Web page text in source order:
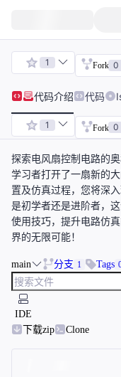
1 Fork 0
代码介绍 代码
1 Fork 0
探索电风扇控制电路的
学习者打开了一扇新的
置及仿真过程，您将深
是初学者还是进阶者，
使用技巧，提升电路仿
界的无限可能！
main 分支 1 Tags
IDE
下载zip
Clone